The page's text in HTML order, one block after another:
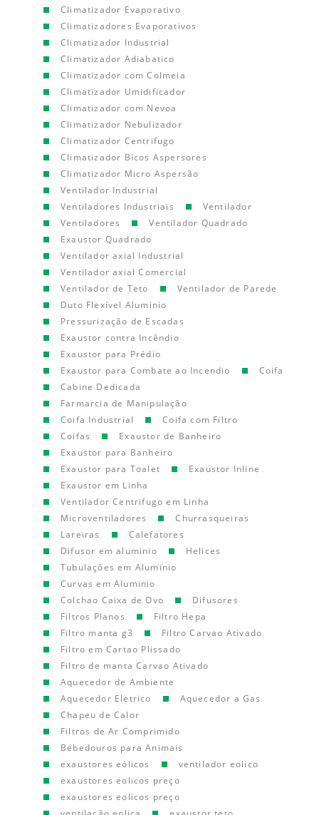
Climatizador Evaporativo
Climatizadores Evaporativos
Climatizador Industrial
Climatizador Adiabatico
Climatizador com Colmeia
Climatizador Umidificador
Climatizador com Nevoa
Climatizador Nebulizador
Climatizador Centrifugo
Climatizador Bicos Aspersores
Climatizador Micro Aspersão
Ventilador Industrial
Ventiladores Industriais
Ventilador
Ventiladores
Ventilador Quadrado
Exaustor Quadrado
Ventilador axial Industrial
Ventilador axial Comercial
Ventilador de Teto
Ventilador de Parede
Duto Flexível Aluminio
Pressurização de Escadas
Exaustor contra Incêndio
Exaustor para Prédio
Exaustor para Combate ao Incendio
Coifa
Cabine Dedicada
Farmarcia de Manipulação
Coifa Industrial
Coifa com Filtro
Coifas
Exaustor de Banheiro
Exaustor para Banheiro
Exaustor para Toalet
Exaustor Inline
Exaustor em Linha
Ventilador Centrifugo em Linha
Microventiladores
Churrasqueiras
Lareiras
Calefatores
Difusor em aluminio
Helices
Tubulações em Aluminio
Curvas em Aluminio
Colchao Caixa de Ovo
Difusores
Filtros Planos
Filtro Hepa
Filtro manta g3
Filtro Carvao Ativado
Filtro em Cartao Plissado
Filtro de manta Carvao Ativado
Aquecedor de Ambiente
Aquecedor Eletrico
Aquecedor a Gas
Chapeu de Calor
Filtros de Ar Comprimido
Bebedouros para Animais
exaustores eólicos
ventilador eolico
exaustores eolicos preço
exaustores eolicos preço